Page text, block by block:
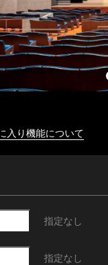
入り機能について
指定なし
指定なし